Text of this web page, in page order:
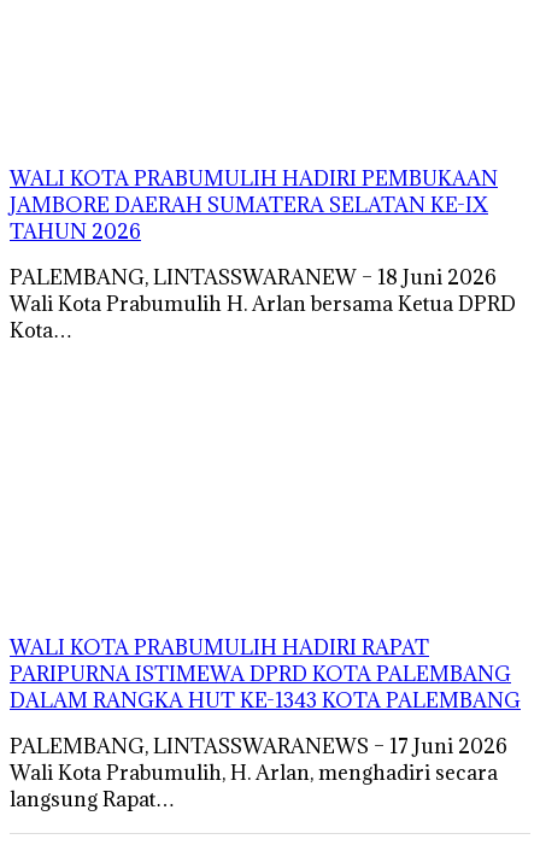
WALI KOTA PRABUMULIH HADIRI PEMBUKAAN
JAMBORE DAERAH SUMATERA SELATAN KE-IX
TAHUN 2026
PALEMBANG, LINTASSWARANEW – 18 Juni 2026
Wali Kota Prabumulih H. Arlan bersama Ketua DPRD
Kota…
WALI KOTA PRABUMULIH HADIRI RAPAT
PARIPURNA ISTIMEWA DPRD KOTA PALEMBANG
DALAM RANGKA HUT KE-1343 KOTA PALEMBANG
PALEMBANG, LINTASSWARANEWS – 17 Juni 2026
Wali Kota Prabumulih, H. Arlan, menghadiri secara
langsung Rapat…